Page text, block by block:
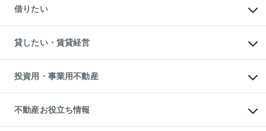
中古一戸建ての購入
不動産購入の流れ
注目キーワード物件特集
購入ガイド
English 繁体中文簡体中文
一戸建ての売却・査定
土地の売却・査定
スピードAI査定
不動産査定について
不動産売却の流れ
不動産買換えの流れ
売却ガイド
借りたい
オフィス・店舗の賃貸
借りるときの流れ
借りるガイド
貸したい・賃貸経営
マンション賃料データ
賃貸管理プラン
リロケーションについて
貸すガイド
投資用・事業用不動産
事業用不動産
マンション投資
投資用マンション
不動産お役立ち情報